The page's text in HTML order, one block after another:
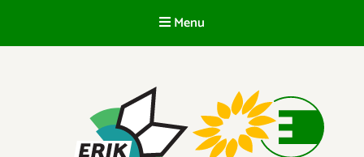
Menu